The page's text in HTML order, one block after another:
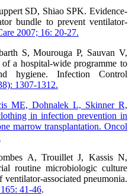
SD, Shiao SPK. Evidence-
bundle to prevent ventilator-
2007; 16: 20-27.
S, Mourouga P, Sauvan V,
a hospital-wide programme to
hygiene. Infection Control
1307-1312.
ME, Dohnalek L, Skinner R,
in infection prevention in
marrow transplantation. Oncol
A, Trouillet J, Kassis N,
routine microbiologic culture
associated pneumonia.
41-46.